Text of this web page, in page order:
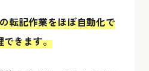
転記作業をほぼ自動化で
できます。